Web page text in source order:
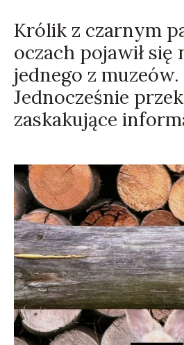
Królik z czarnym
oczach pojawił się
jednego z muzeów.
Jednocześnie
zaskakujące